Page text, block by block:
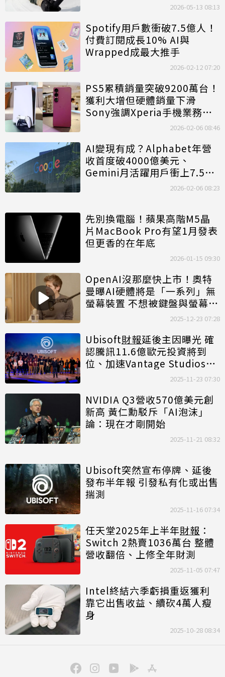
2026-05-13 08:13
Spotify用戶數衝破7.5億人！
付費訂閱成長10% AI與
Wrapped成最大推手
2026-02-12 07:20
PS5累積銷量突破9200萬台！
獲利大增但硬體銷量下滑
Sony強調Xperia手機業務
2026-02-06 08:46
AI變現有成？Alphabet年營
收首度破4000億美元、
Gemini月活躍用戶衝上7.5億
2026-02-06 08:23
先別換電腦！蘋果高階M5晶
片MacBook Pro有望1月發表
但更香的在年底
2026-01-15 09:30
OpenAI沒那麼快上市！奧特
曼曝AI硬體將是「一系列」無
螢幕裝置 不想被鍵盤與螢幕綁
2025-12-23 07:28
Ubisoft財報延後主因曝光 確
認騰訊11.6億歐元投資將到
位、加速Vantage Studios發
2025-11-23 07:30
NVIDIA Q3營收570億美元創
新高 黃仁勳駁斥「AI泡沫」
論：現在才剛開始
2025-11-21 08:32
Ubisoft突然宣布停牌、延後
發布半年報 引發私有化或出售
揣測
2025-11-16 07:34
任天堂2025年上半年財報 ：
Switch 2熱賣1036萬台 整體
營收翻倍、上修全年財測
2025-11-05 07:47
Intel終結六季虧損重返獲利
靠它出售收益、續砍4萬人瘦
身
2025-10-28 08:34